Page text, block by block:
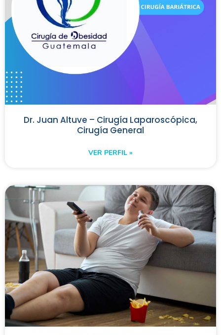
Dr. Juan Altuve – Cirugía Laparoscópica,
Cirugía General
VER PERFIL »